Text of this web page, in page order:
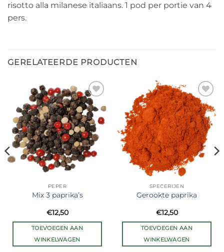
risotto alla milanese italiaans. 1 pod per portie van 4
pers.
GERELATEERDE PRODUCTEN
Ajouter
à la liste
de
souhaits
PEPER
Mix 3 paprika’s
€12,50
TOEVOEGEN AAN
WINKELWAGEN
Ajouter
à la liste
de
souhaits
SPECERIJEN
Gerookte paprika
€12,50
TOEVOEGEN AAN
WINKELWAGEN